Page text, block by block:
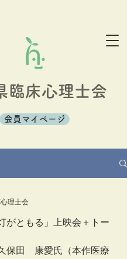
臨床心理士会
会員マイページ
理士会
がともる」上映会＋トー
田　康愛氏（本作医療